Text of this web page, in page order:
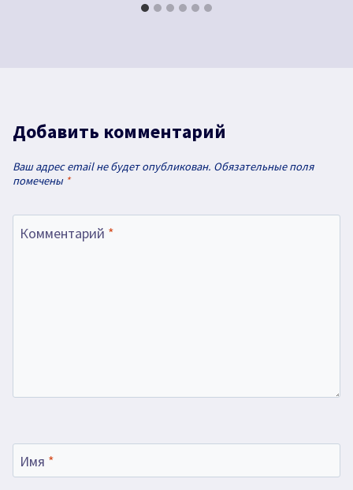
Добавить комментарий
Ваш адрес email не будет опубликован. Обязательные поля
помечены *
Комментарий *
Имя *